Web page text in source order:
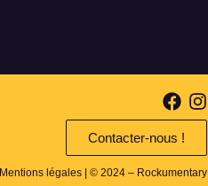
Contacter-nous !
Mentions légales | © 2024 – Rockumentary